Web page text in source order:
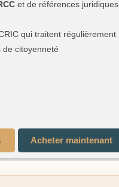
et de références juridiques
qui traitent régulièrement
citoyenneté
Acheter maintenant